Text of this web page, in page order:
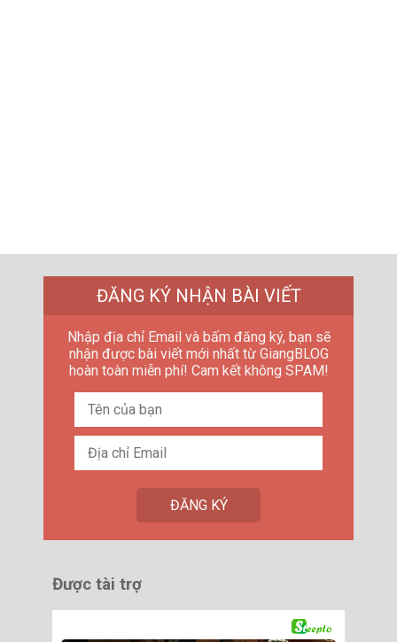
ĐĂNG KÝ NHẬN BÀI VIẾT
Nhập địa chỉ Email và bấm đăng ký, bạn sẽ
nhận được bài viết mới nhất từ GiangBLOG
hoàn toàn miễn phí! Cam kết không SPAM!
Được tài trợ